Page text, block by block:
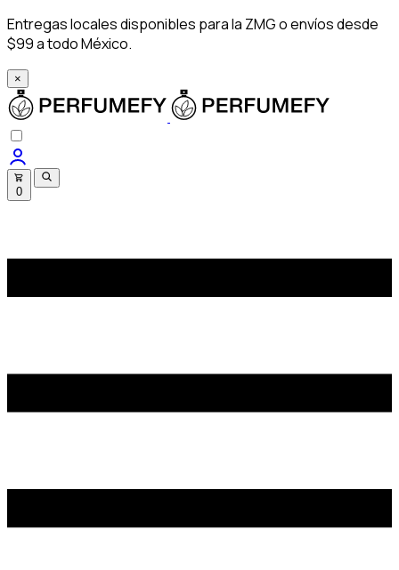
Entregas locales disponibles para la ZMG o envíos desde
$99 a todo México.
×
0